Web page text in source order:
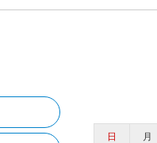
日 月